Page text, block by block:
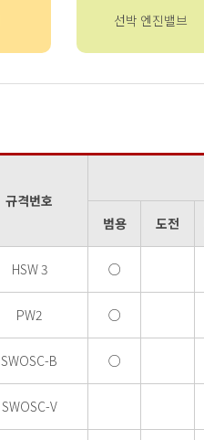
선박 엔진밸브
규격번호
범용 도전
HSW 3 ○
PW2 ○
SWOSC-B ○
SWOSC-V